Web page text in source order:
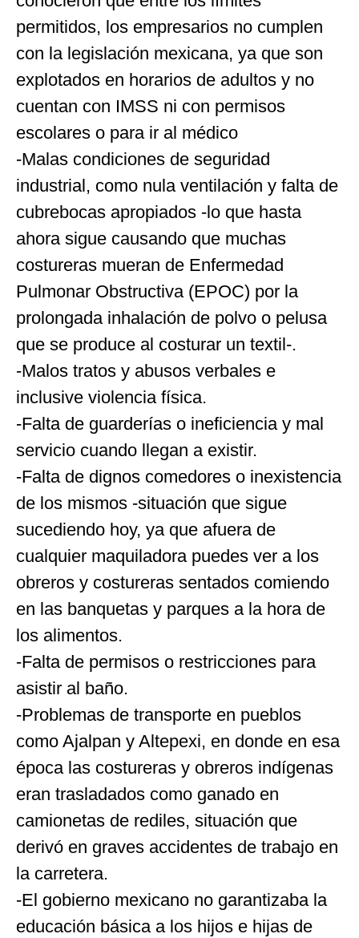
permitidos, los empresarios no cumplen
con la legislación mexicana, ya que son
explotados en horarios de adultos y no
cuentan con IMSS ni con permisos
escolares o para ir al médico
-Malas condiciones de seguridad
industrial, como nula ventilación y falta de
cubrebocas apropiados -lo que hasta
ahora sigue causando que muchas
costureras mueran de Enfermedad
Pulmonar Obstructiva (EPOC) por la
prolongada inhalación de polvo o pelusa
que se produce al costurar un textil-.
-Malos tratos y abusos verbales e
inclusive violencia física.
-Falta de guarderías o ineficiencia y mal
servicio cuando llegan a existir.
-Falta de dignos comedores o inexistencia
de los mismos -situación que sigue
sucediendo hoy, ya que afuera de
cualquier maquiladora puedes ver a los
obreros y costureras sentados comiendo
en las banquetas y parques a la hora de
los alimentos.
-Falta de permisos o restricciones para
asistir al baño.
-Problemas de transporte en pueblos
como Ajalpan y Altepexi, en donde en esa
época las costureras y obreros indígenas
eran trasladados como ganado en
camionetas de rediles, situación que
derivó en graves accidentes de trabajo en
la carretera.
-El gobierno mexicano no garantizaba la
educación básica a los hijos e hijas de